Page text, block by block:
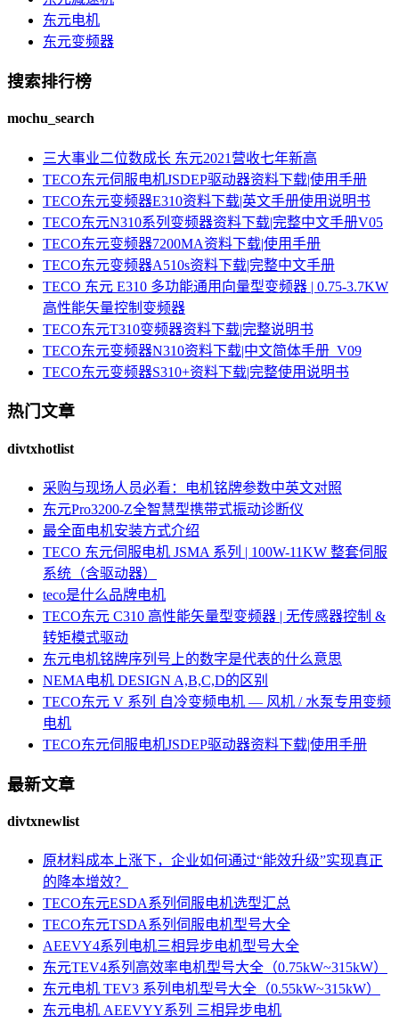
东元电机
东元变频器
搜索排行榜
mochu_search
三大事业二位数成长 东元2021营收七年新高
TECO东元伺服电机JSDEP驱动器资料下载|使用手册
TECO东元变频器E310资料下载|英文手册使用说明书
TECO东元N310系列变频器资料下载|完整中文手册V05
TECO东元变频器7200MA资料下载|使用手册
TECO东元变频器A510s资料下载|完整中文手册
TECO 东元 E310 多功能通用向量型变频器 | 0.75-3.7KW
高性能矢量控制变频器
TECO东元T310变频器资料下载|完整说明书
TECO东元变频器N310资料下载|中文简体手册_V09
TECO东元变频器S310+资料下载|完整使用说明书
热门文章
divtxhotlist
采购与现场人员必看：电机铭牌参数中英文对照
东元Pro3200-Z全智慧型携带式振动诊断仪
最全面电机安装方式介绍
TECO 东元伺服电机 JSMA 系列 | 100W-11KW 整套伺服
系统（含驱动器）
teco是什么品牌电机
TECO东元 C310 高性能矢量型变频器 | 无传感器控制 &
转矩模式驱动
东元电机铭牌序列号上的数字是代表的什么意思
NEMA电机 DESIGN A,B,C,D的区别
TECO东元 V 系列 自冷变频电机 — 风机 / 水泵专用变频
电机
TECO东元伺服电机JSDEP驱动器资料下载|使用手册
最新文章
divtxnewlist
原材料成本上涨下，企业如何通过“能效升级”实现真正
的降本增效？
TECO东元ESDA系列伺服电机选型汇总
TECO东元TSDA系列伺服电机型号大全
AEEVY4系列电机三相异步电机型号大全
东元TEV4系列高效率电机型号大全（0.75kW~315kW）
东元电机 TEV3 系列电机型号大全（0.55kW~315kW）
东元电机 AEEVYY系列 三相异步电机